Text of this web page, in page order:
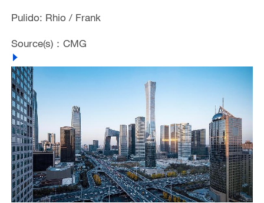
Pulido: Rhio / Frank
Source(s)：CMG